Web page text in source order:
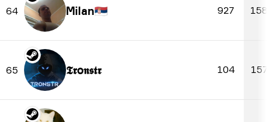
64 Milan🇷🇸 927
65 𝕿𝖗օ𝖓𝖘𝖙𝖗 104